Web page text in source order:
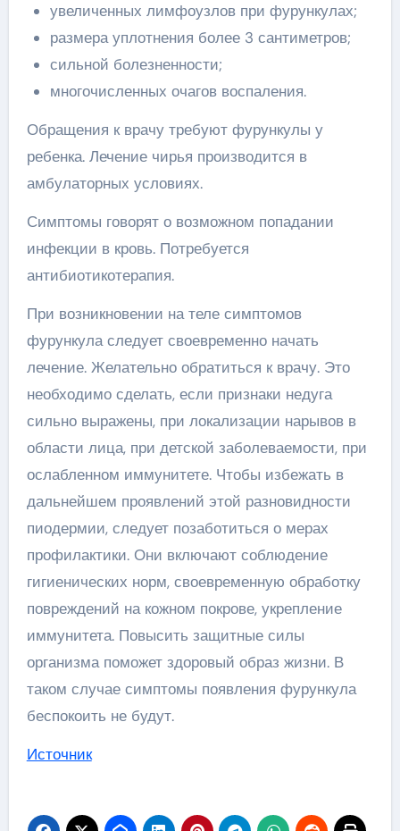
увеличенных лимфоузлов при фурункулах;
размера уплотнения более 3 сантиметров;
сильной болезненности;
многочисленных очагов воспаления.
Обращения к врачу требуют фурункулы у
ребенка. Лечение чирья производится в
амбулаторных условиях.
Симптомы говорят о возможном попадании
инфекции в кровь. Потребуется
антибиотикотерапия.
При возникновении на теле симптомов
фурункула следует своевременно начать
лечение. Желательно обратиться к врачу. Это
необходимо сделать, если признаки недуга
сильно выражены, при локализации нарывов в
области лица, при детской заболеваемости, при
ослабленном иммунитете. Чтобы избежать в
дальнейшем проявлений этой разновидности
пиодермии, следует позаботиться о мерах
профилактики. Они включают соблюдение
гигиенических норм, своевременную обработку
повреждений на кожном покрове, укрепление
иммунитета. Повысить защитные силы
организма поможет здоровый образ жизни. В
таком случае симптомы появления фурункула
беспокоить не будут.
Источник